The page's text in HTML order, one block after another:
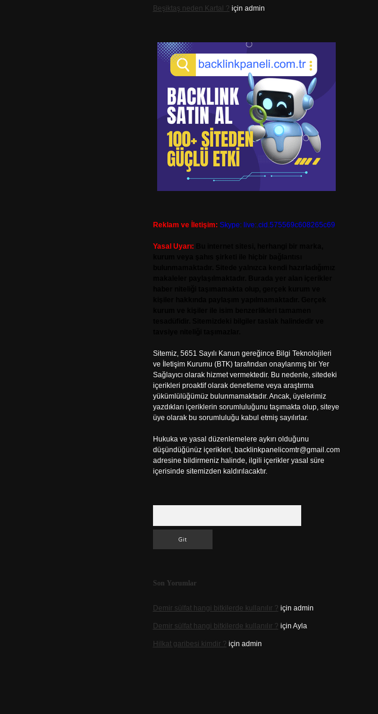
Beşiktaş neden Kartal ? için admin
Reklam ve İletişim: Skype: live:.cid.575569c608265c69
Yasal Uyarı:
Sitemiz, 5651 Sayılı Kanun gereğince Bilgi Teknolojileri
ve İletişim Kurumu (BTK) tarafından onaylanmış bir Yer
Sağlayıcı olarak hizmet vermektedir. Bu nedenle, sitedeki
içerikleri proaktif olarak denetleme veya araştırma
yükümlülüğümüz bulunmamaktadır. Ancak, üyelerimiz
yazdıkları içeriklerin sorumluluğunu taşımakta olup, siteye
üye olarak bu sorumluluğu kabul etmiş sayılırlar.
Hukuka ve yasal düzenlemelere aykırı olduğunu
düşündüğünüz içerikleri, backlinkpanelicomtr@gmail.com
adresine bildirmeniz halinde, ilgili içerikler yasal süre
içerisinde sitemizden kaldırılacaktır.
Son Yorumlar
Demir sülfat hangi bitkilerde kullanılır ? için admin
Demir sülfat hangi bitkilerde kullanılır ? için Ayla
Hilkat garibesi kimdir ? için admin